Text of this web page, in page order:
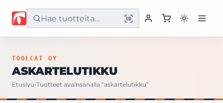
Etusivu
TOOLCAT OY
ASKARTELUTIKKU
Etusivu›Tuotteet avainsanalla “askartelutikku”